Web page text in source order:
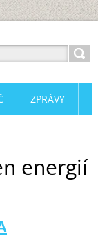
energií
ZPRÁVY